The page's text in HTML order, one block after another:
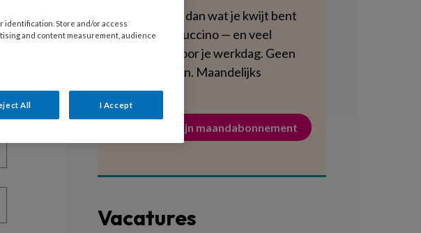
Dat is minder dan wat je kwijt bent
aan een cappuccino — en veel
voedzamer voor je werkdag. Geen
verplichtingen. Maandelijks
opzegbaar.
Activeer mijn maandabonnement
Vacatures
identification. Store and/or access
and content measurement, audience
All I Accept